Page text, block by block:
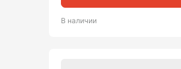
В наличии